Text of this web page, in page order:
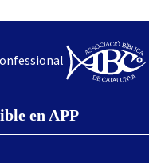
en APP